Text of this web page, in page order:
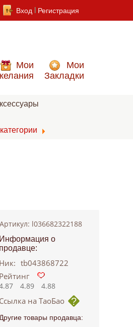
Вход Регистрация
Мои
Мои
Закладки
Артикул: l036682322188
Информация о
продавце:
Ник: tb043868722
Рейтинг
4.89 4.88
Ссылка на ТаоБао
Другие товары продавца: